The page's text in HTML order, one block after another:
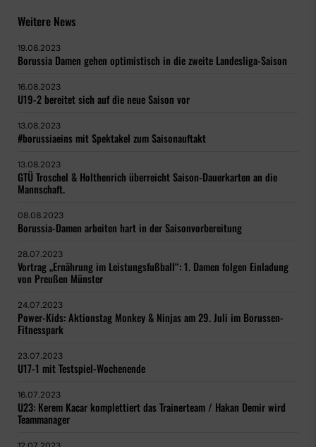
Weitere News
19.08.2023
Borussia Damen gehen optimistisch in die zweite Landesliga-Saison
16.08.2023
U19-2 bereitet sich auf die neue Saison vor
13.08.2023
#borussiaeins mit Spektakel zum Saisonauftakt
13.08.2023
GTÜ Troschel & Holthenrich überreicht Saison-Dauerkarten an die
Mannschaft.
08.08.2023
Borussia-Damen arbeiten hart in der Saisonvorbereitung
28.07.2023
Vortrag „Ernährung im Leistungsfußball“: 1. Damen folgen Einladung
von Preußen Münster
24.07.2023
Power-Kids: Aktionstag Monkey & Ninjas am 29. Juli im Borussen-
Fitnesspark
23.07.2023
U17-1 mit Testspiel-Wochenende
16.07.2023
U23: Kerem Kacar komplettiert das Trainerteam / Hakan Demir wird
Teammanager